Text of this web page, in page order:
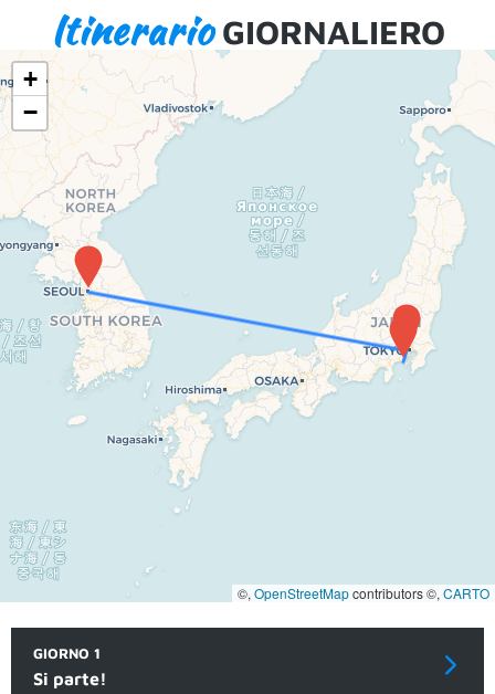
ItinerarioGIORNALIERO
+
−
©, OpenStreetMapcontributors ©, CARTO
GIORNO 1
Si parte!